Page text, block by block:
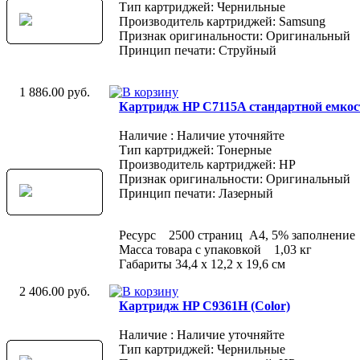
Тип картриджей: Чернильные
Производитель картриджей: Samsung
Признак оригинальности: Оригинальный
Принцип печати: Струйный
1 886.00 руб.
Картридж HP C7115A стандартной
Наличие : Наличие уточняйте
Тип картриджей: Тонерные
Производитель картриджей: HP
Признак оригинальности: Оригинальный
Принцип печати: Лазерный
Ресурс 2500 страниц A4, 5% заполнение
Масса товара с упаковкой 1,03 кг
Габариты 34,4 x 12,2 x 19,6 см
2 406.00 руб.
Картридж HP C9361H (Color)
Наличие : Наличие уточняйте
Тип картриджей: Чернильные